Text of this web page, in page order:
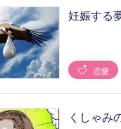
妊娠する
恋愛
くしゃみ